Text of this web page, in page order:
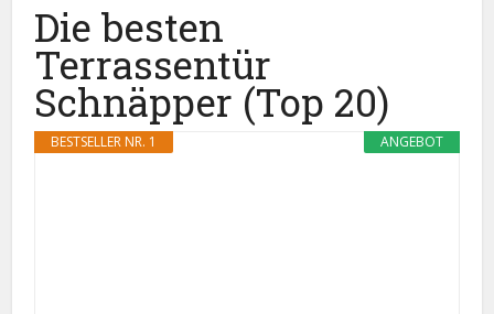
Die besten
Terrassentür
Schnäpper (Top 20)
ANGEBOT
BESTSELLER NR. 1